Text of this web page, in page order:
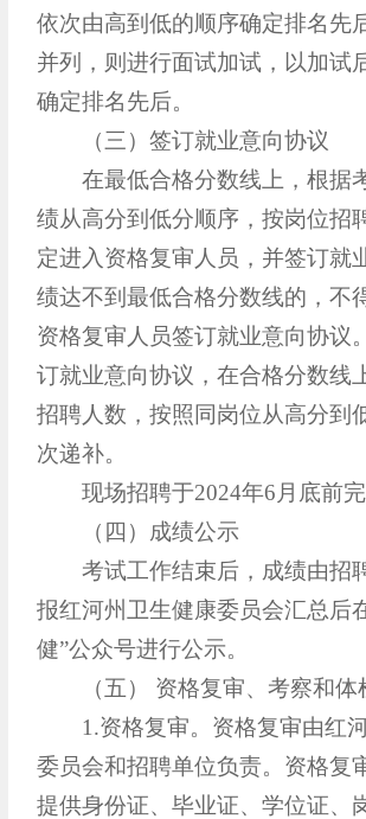
依次由高到低的顺序确定排名先
并列，则进行面试加试，以加试
确定排名先后。
（三）签订就业意向协议
在最低合格分数线上，根据
绩从高分到低分顺序，按岗位招
定进入资格复审人员，并签订就
绩达不到最低合格分数线的，不
资格复审人员签订就业意向协议
订就业意向协议，在合格分数线
招聘人数，按照同岗位从高分到
次递补。
现场招聘于2024年6月底前完
（四）成绩公示
考试工作结束后，成绩由招
报红河州卫生健康委员会汇总后
健”公众号进行公示。
（五） 资格复审、考察和体
1.资格复审。资格复审由红
委员会和招聘单位负责。资格复
提供身份证、毕业证、学位证、